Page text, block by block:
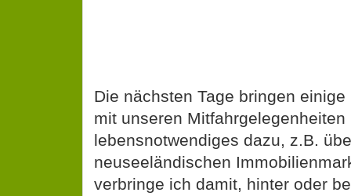
Die nächsten Tage bringen
mit unseren Mitfahrgelegenheiten
lebensnotwendiges dazu, z.B.
neuseeländischen
verbringe ich damit, hinter oder